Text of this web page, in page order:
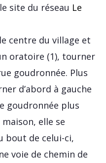
site du réseau Le
centre du village et
oratoire (1), tourner
goudronnée. Plus
d’abord à gauche
goudronnée plus
elle se
bout de celui-ci,
voie de chemin de